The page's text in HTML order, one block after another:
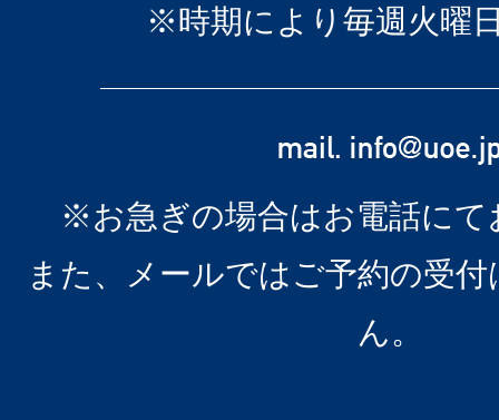
※時期により毎週火曜
※お急ぎの場合はお電話にて
また、メールではご予約の受
ん。